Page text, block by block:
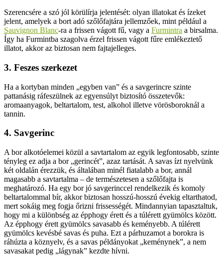
Szerencsére a szó jól körülírja jelentését: olyan illatokat és ízeket
jelent, amelyek a bort adó szőlőfajtára jellemzőek, mint például a
Sauvignon Blanc-ra a frissen vágott fű, vagy a Furmintra a birsalma.
Így ha Furmintba szagolva érzel frissen vágott fűre emlékeztető
illatot, akkor az biztosan nem fajtajelleges.
3. Feszes szerkezet
Ha a kortyban minden „egyben van” és a savgerincre szinte
pattanásig ráfeszülnek az egyensúlyt biztosító összetevők:
aromaanyagok, beltartalom, test, alkohol illetve vörösboroknál a
tannin.
4. Savgerinc
A bor alkotóelemei közül a savtartalom az egyik legfontosabb, szinte
tényleg ez adja a bor „gerincét”, azaz tartását. A savas ízt nyelvünk
két oldalán érezzük, és általában minél fiatalabb a bor, annál
magasabb a savtartalma – de természetesen a szőlőfajta is
meghatározó. Ha egy bor jó savgerinccel rendelkezik és komoly
beltartalommal bír, akkor biztosan hosszú-hosszú évekig eltarthatod,
mert sokáig meg fogja őrizni frissességét. Mindannyian tapasztaltuk,
hogy mi a különbség az épphogy érett és a túlérett gyümölcs között.
Az épphogy érett gyümölcs savasabb és keményebb. A túlérett
gyümölcs kevésbé savas és puha. Ezt a párhuzamot a borokra is
ráhúzta a köznyelv, és a savas példányokat „keménynek”, a nem
savasakat pedig „lágynak” kezdte hívni.